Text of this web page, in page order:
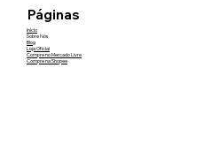
Páginas
Início
Sobre Nós
Blog
Loja Oficial
Compre no Mercado Livre
Compre na Shopee